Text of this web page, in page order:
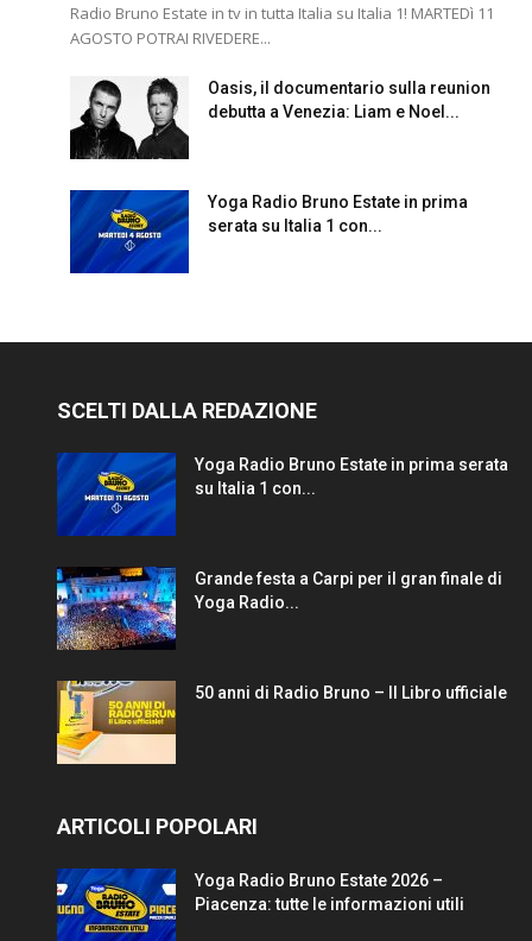
Radio Bruno Estate in tv in tutta Italia su Italia 1! MARTEDì 11
AGOSTO POTRAI RIVEDERE...
Oasis, il documentario sulla reunion
debutta a Venezia: Liam e Noel...
Yoga Radio Bruno Estate in prima
serata su Italia 1 con...
SCELTI DALLA REDAZIONE
Yoga Radio Bruno Estate in prima serata
su Italia 1 con...
Grande festa a Carpi per il gran finale di
Yoga Radio...
50 anni di Radio Bruno – Il Libro ufficiale
ARTICOLI POPOLARI
Yoga Radio Bruno Estate 2026 –
Piacenza: tutte le informazioni utili